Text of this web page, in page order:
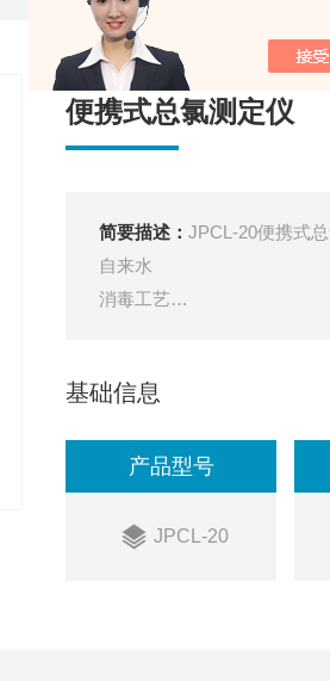
便携式总氯测定仪
简要描述： JPCL-20便携式
自来水
消毒工艺
余氯
总氯
基础信息
产品型号
JPCL-20